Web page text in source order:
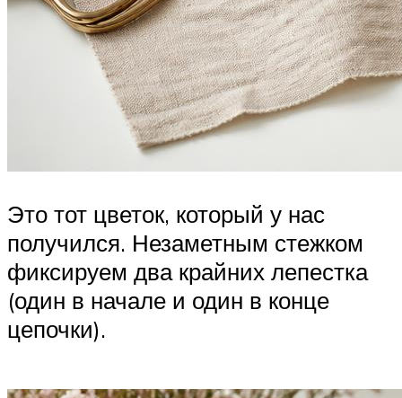
Это тот цветок, который у нас
получился. Незаметным стежком
фиксируем два крайних лепестка
(один в начале и один в конце
цепочки).